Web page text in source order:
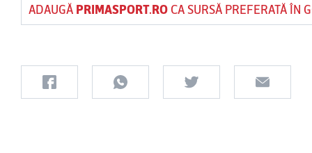
ADAUGĂ PRIMASPORT.ROCA SURSĂ PREFERATĂ ÎN